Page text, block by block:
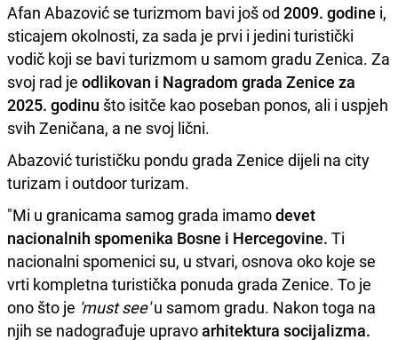
Afan Abazović se turizmom bavi još od 2009. godine i,
sticajem okolnosti, za sada je prvi i jedini turistički
vodič koji se bavi turizmom u samom gradu Zenica. Za
svoj rad je odlikovan i Nagradom grada Zenice za
2025. godinu što isitče kao poseban ponos, ali i uspjeh
svih Zeničana, a ne svoj lični.
Abazović turističku pondu grada Zenice dijeli na city
turizam i outdoor turizam.
"Mi u granicama samog grada imamodevet
nacionalnih spomenika Bosne i Hercegovine. Ti
nacionalni spomenici su, u stvari, osnova oko koje se
vrti kompletna turistička ponuda grada Zenice. To je
ono što je 'must see'u samom gradu. Nakon toga na
njih se nadograđuje upravoarhitektura socijalizma.